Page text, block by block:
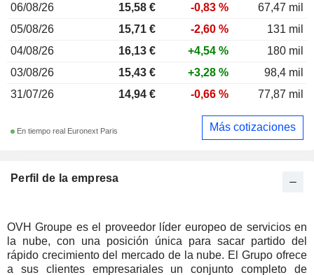
Perfil de la empresa
OVH Groupe es el proveedor líder europeo de servicios en
la nube, con una posición única para sacar partido del
rápido crecimiento del mercado de la nube. El Grupo ofrece
a sus clientes empresariales un conjunto completo de
06/08/26
15,58 € -0,83 %
67,47 mil
05/08/26
15,71 € -2,60 %
131 mil
04/08/26
16,13 € +4,54 %
180 mil
03/08/26
15,43 € +3,28 %
98,4 mil
31/07/26
14,94 € -0,66 % 77,87 mil
En tiempo real Euronext Paris Más cotizaciones